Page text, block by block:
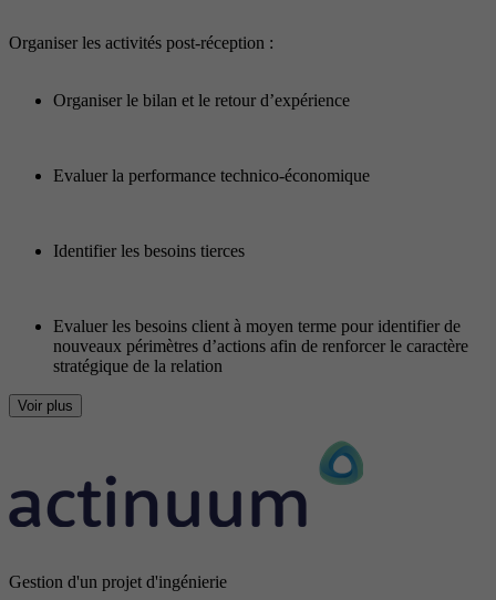
Organiser les activités post-réception :
Organiser le bilan et le retour d’expérience
Evaluer la performance technico-économique
Identifier les besoins tierces
Evaluer les besoins client à moyen terme pour identifier de
nouveaux périmètres d’actions afin de renforcer le caractère
stratégique de la relation
Voir plus
Gestion d'un projet d'ingénierie